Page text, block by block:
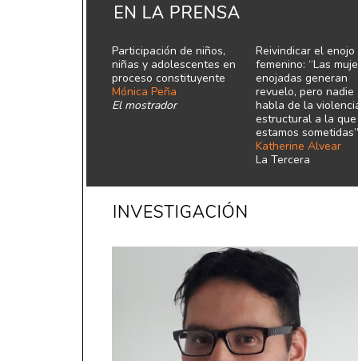
Participación de niños,
niñas y adolescentes en
proceso constituyente
Mónica Peña
El mostrador
Reivindicar el enojo
femenino: “Las
enojadas generan
revuelo, pero nadie
habla de la
estructural a la que
estamos sometidas”
Katherine Alvear
La Tercera